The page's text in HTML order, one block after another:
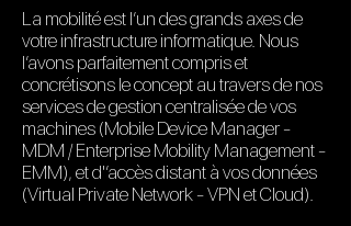
La mobilité est l’un des grands axes de
votre infrastructure informatique. Nous
l’avons parfaitement compris et
concrétisons le concept au travers de nos
services de gestion centralisée de vos
machines (Mobile Device Manager -
MDM / Enterprise Mobility Management -
EMM), et d'’accès distant à vos données
(Virtual Private Network - VPN et Cloud).